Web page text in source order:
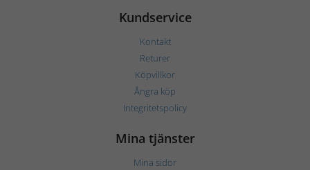
Kundservice
Kontakt
Returer
Köpvillkor
Ångra köp
Integritetspolicy
Mina tjänster
Mina sidor